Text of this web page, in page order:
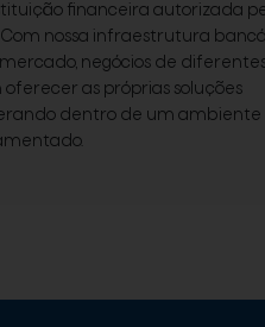
financeira autorizada
Com nossa infraestrutura
negócios de
as próprias soluções
dentro de um ambiente